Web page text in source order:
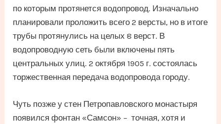
по которым протянется водопровод. Изначально
планировали проложить всего 2 версты, но в итоге
трубы протянулись на целых 8 верст. В
водопроводную сеть были включены пять
центральных улиц. 2 октября 1905 г. состоялась
торжественная передача водопровода городу.
Чуть позже у стен Петропавловского монастыря
появился фонтан «Самсон» – точная, хотя и